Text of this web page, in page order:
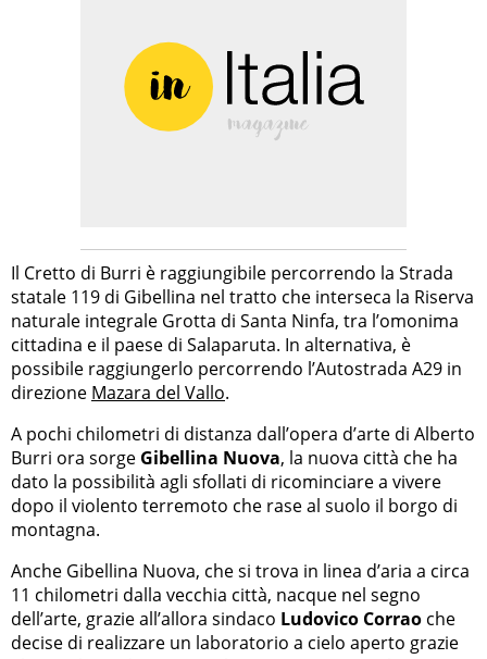
Il Cretto di Burri è raggiungibile percorrendo la Strada
statale 119 di Gibellina nel tratto che interseca la Riserva
naturale integrale Grotta di Santa Ninfa, tra l’omonima
cittadina e il paese di Salaparuta. In alternativa, è
possibile raggiungerlo percorrendo l’Autostrada A29 in
direzione Mazara del Vallo.
A pochi chilometri di distanza dall’opera d’arte di Alberto
Burri ora sorge Gibellina Nuova, la nuova città che ha
dato la possibilità agli sfollati di ricominciare a vivere
dopo il violento terremoto che rase al suolo il borgo di
montagna.
Anche Gibellina Nuova, che si trova in linea d’aria a circa
11 chilometri dalla vecchia città, nacque nel segno
dell’arte, grazie all’allora sindaco Ludovico Corrao che
decise di realizzare un laboratorio a cielo aperto grazie